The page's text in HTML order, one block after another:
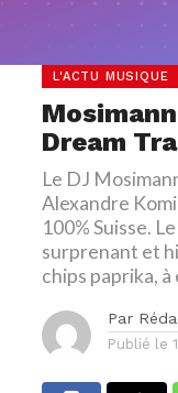
L'ACTU MUSIQUE
Dream
Le DJ
Alexandre
100% Suisse.
surprenant et
chips paprika,
Par
Publié le